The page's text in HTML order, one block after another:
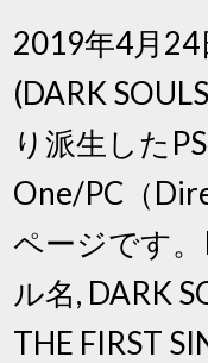
2019年4月24
(DARK
り派生した
One/PC（
ページです。
ル名, DARK
THE FIRST